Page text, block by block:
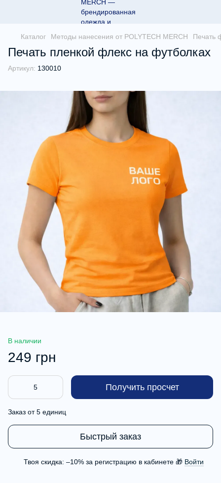
Каталог Методы нанесения от POLYTECH MERCH Печать
Печать пленкой флекс на футболках
Артикул: 130010
В наличии
249 грн
Получить просчет
Заказ от 5 единиц
Быстрый заказ
Твоя скидка: –10% за регистрацию в кабинете 🎁 Войти